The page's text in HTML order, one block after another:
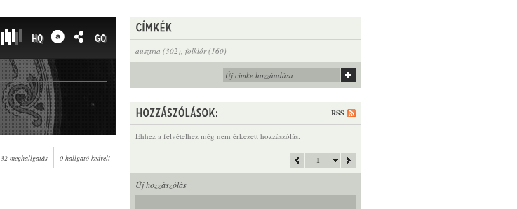
ausztria (302), folklór (160)
RSS
Ehhez a felvételhez még nem érkezett hozzászólás.
1
Új hozzászólás
HQ GO
32 meghallgatás 0 hallgató kedveli